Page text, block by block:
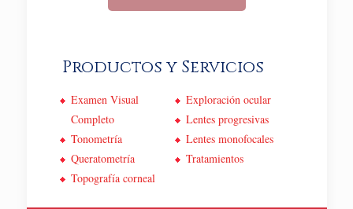
Productos y Servicios
Examen Visual
Completo
Tonometría
Queratometría
Topografía corneal
Exploración ocular
Lentes progresivas
Lentes monofocales
Tratamientos